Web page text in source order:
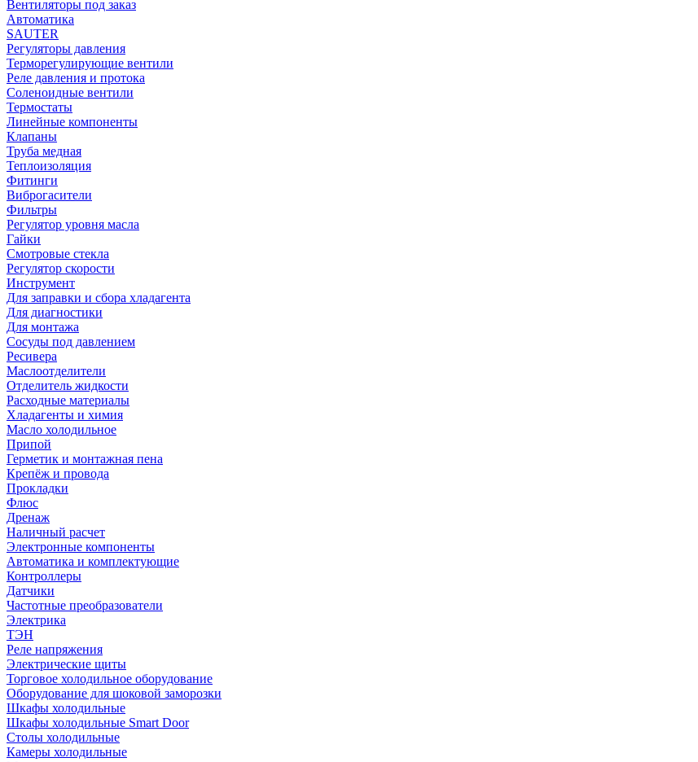
Вентиляторы под заказ
Автоматика
SAUTER
Регуляторы давления
Терморегулирующие вентили
Реле давления и протока
Соленоидные вентили
Термостаты
Линейные компоненты
Клапаны
Труба медная
Теплоизоляция
Фитинги
Виброгасители
Фильтры
Регулятор уровня масла
Гайки
Смотровые стекла
Регулятор скорости
Инструмент
Для заправки и сбора хладагента
Для диагностики
Для монтажа
Сосуды под давлением
Ресивера
Маслоотделители
Отделитель жидкости
Расходные материалы
Хладагенты и химия
Масло холодильное
Припой
Герметик и монтажная пена
Крепёж и провода
Прокладки
Флюс
Дренаж
Наличный расчет
Электронные компоненты
Автоматика и комплектующие
Контроллеры
Датчики
Частотные преобразователи
Электрика
ТЭН
Реле напряжения
Электрические щиты
Торговое холодильное оборудование
Оборудование для шоковой заморозки
Шкафы холодильные
Шкафы холодильные Smart Door
Столы холодильные
Камеры холодильные